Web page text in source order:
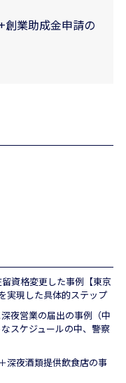
創業助成金申請の
資格変更した事例【東京
実現した具体的ステップ
夜営業の届出の事例（中
スケジュールの中、警察
深夜酒類提供飲食店の事